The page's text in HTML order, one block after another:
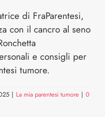
di FraParentesi,
con il cancro al seno
e consigli per
tumore.
| La mia parentesi tumore | 0